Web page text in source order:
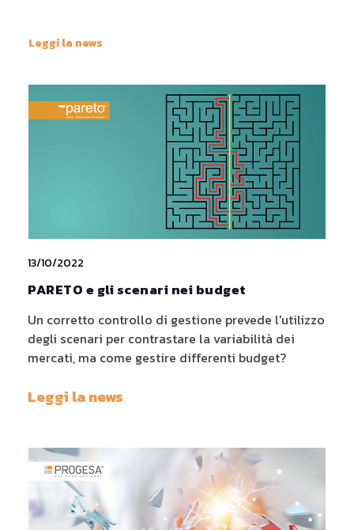
Leggi la news
13/10/2022
PARETO e gli scenari nei budget
Un corretto controllo di gestione prevede l'utilizzo
degli scenari per contrastare la variabilità dei
mercati, ma come gestire differenti budget?
Leggi la news